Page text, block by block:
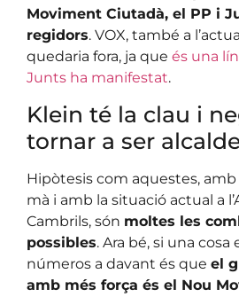
Moviment Ciutadà, el PP i
regidors. VOX, també a
quedaria fora, ja que és una
Junts ha manifestat.
Klein té la clau i
tornar a ser
Hipòtesis com aquestes,
mà i amb la situació actual a
Cambrils, són moltes les
possibles. Ara bé, si una cosa
números a davant és que el
amb més força és el Nou